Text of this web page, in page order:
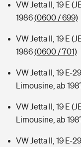
VW Jetta II, 19 E
1986(0600 / 699)
VW Jetta II, 19 E
1986(0600 / 701)
VW Jetta II, 19 E-
Limousine, ab
VW Jetta II, 19 E
Limousine, ab
VW Jetta II, 19 E-